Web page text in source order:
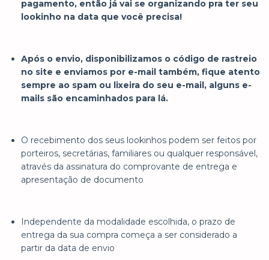
pagamento, então já vai se organizando pra ter seu
lookinho na data que você precisa!
​Após o envio, disponibilizamos o código de rastreio
no site e enviamos por e-mail também, fique atento
sempre ao spam ou lixeira do seu e-mail, alguns e-
mails são encaminhados para lá.
O recebimento dos seus lookinhos podem ser feitos por
porteiros, secretárias, familiares ou qualquer responsável,
através da assinatura do comprovante de entrega e
apresentação de documento
Independente da modalidade escolhida, o prazo de
entrega da sua compra começa a ser considerado a
partir da data de envio